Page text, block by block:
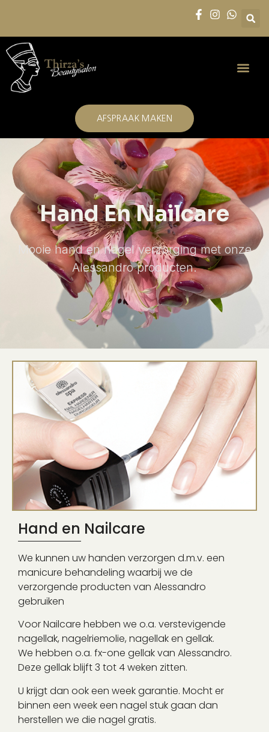
AFSPRAAK MAKEN
Hand En Nailcare
Mooie hand en nagel verzorging met onze
Alessandro producten.
Hand en Nailcare
We kunnen uw handen verzorgen d.m.v. een
manicure behandeling waarbij we de
verzorgende producten van Alessandro
gebruiken
Voor Nailcare hebben we o.a. verstevigende
nagellak, nagelriemolie, nagellak en gellak.
We hebben o.a. fx-one gellak van Alessandro.
Deze gellak blijft 3 tot 4 weken zitten.
U krijgt dan ook een week garantie. Mocht er
binnen een week een nagel stuk gaan dan
herstellen we die nagel gratis.